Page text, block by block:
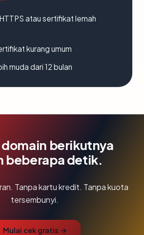
atau sertifikat lemah
kurang umum
muda dari 12 bulan
domain berikutnya
beberapa detik.
Tanpa kartu kredit. Tanpa kuota
tersembunyi.
Mulai cek gratis →